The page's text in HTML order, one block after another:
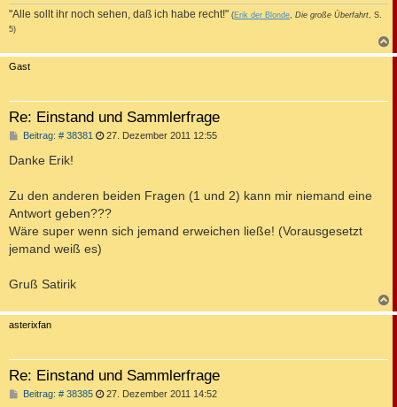
"Alle sollt ihr noch sehen, daß ich habe recht!" (Erik der Blonde Die große Überfahrt , S.
5)
a
Gast
Re: Einstand und Sammlerfrage
Beitrag: # 38381 B
a
g
27. Dezember 2011 12:55
Danke Erik!
Zu den anderen beiden Fragen (1 und 2) kann mir niemand eine
Antwort geben???
Wäre super wenn sich jemand erweichen ließe! (Vorausgesetzt
jemand weiß es)
Gruß Satirik
a
asterixfan
Re: Einstand und Sammlerfrage
Beitrag: # 38385B 27. Dezember 2011 14:52